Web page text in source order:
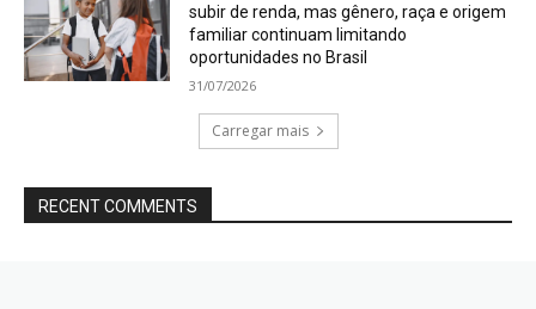
subir de renda, mas gênero, raça e origem
familiar continuam limitando
oportunidades no Brasil
31/07/2026
Carregar mais
RECENT COMMENTS